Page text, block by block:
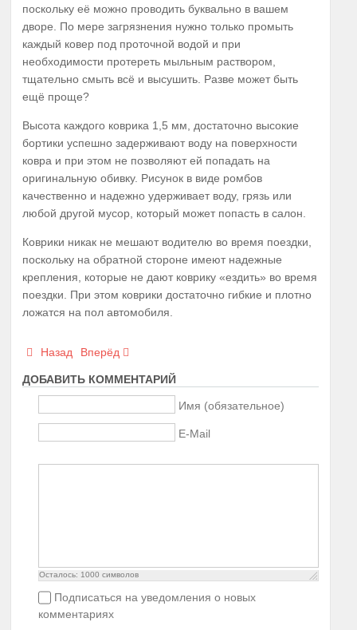
поскольку её можно проводить буквально в вашем
дворе. По мере загрязнения нужно только промыть
каждый ковер под проточной водой и при
необходимости протереть мыльным раствором,
тщательно смыть всё и высушить. Разве может быть
ещё проще?
Высота каждого коврика 1,5 мм, достаточно высокие
бортики успешно задерживают воду на поверхности
ковра и при этом не позволяют ей попадать на
оригинальную обивку. Рисунок в виде ромбов
качественно и надежно удерживает воду, грязь или
любой другой мусор, который может попасть в салон.
Коврики никак не мешают водителю во время поездки,
поскольку на обратной стороне имеют надежные
крепления, которые не дают коврику «ездить» во время
поездки. При этом коврики достаточно гибкие и плотно
ложатся на пол автомобиля.
Назад Вперёд
ДОБАВИТЬ КОММЕНТАРИЙ
Имя (обязательное)
E-Mail
Осталось: 1000 символов
Подписаться на уведомления о новых
комментариях